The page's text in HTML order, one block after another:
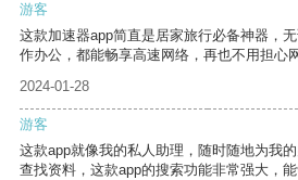
游客
这款加速器app简直是居家旅行必备神器，
作办公，都能畅享高速网络，再也不用担心
2024-01-28
游客
这款app就像我的私人助理，随时随地为我
查找资料，这款app的搜索功能非常强大，